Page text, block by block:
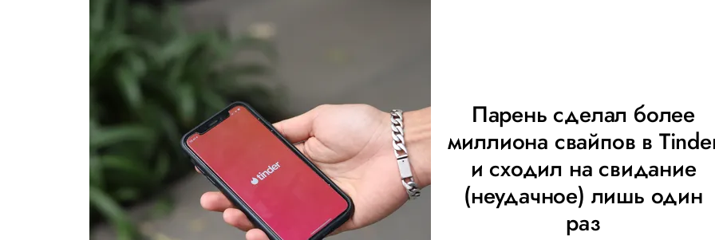
Парень сделал более
миллиона свайпов в
и сходил на свидание
(неудачное) лишь один
раз